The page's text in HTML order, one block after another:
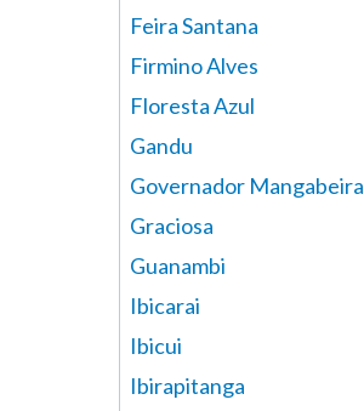
Feira Santana
Firmino Alves
Floresta Azul
Gandu
Governador Mangabeira
Graciosa
Guanambi
Ibicarai
Ibicui
Ibirapitanga